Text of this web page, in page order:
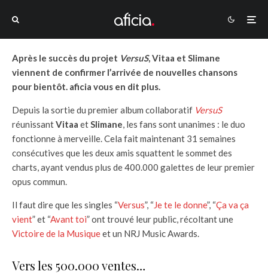
Après le succès du projet VersuS, Vitaa et Slimane
viennent de confirmer l’arrivée de nouvelles chansons
pour bientôt. aficia vous en dit plus.
Depuis la sortie du premier album collaboratif VersuS
réunissantVitaa etSlimane, les fans sont unanimes : le duo
fonctionne à merveille. Cela fait maintenant 31 semaines
consécutives que les deux amis squattent le sommet des
charts, ayant vendus plus de 400.000 galettes de leur premier
opus commun.
Il faut dire que les singles “Versus”, “Je te le donne”, “Ça va ça
vient” et “Avant toi” ont trouvé leur public, récoltant une
Victoire de la Musiqueet un NRJ Music Awards.
Vers les 500.000 ventes…